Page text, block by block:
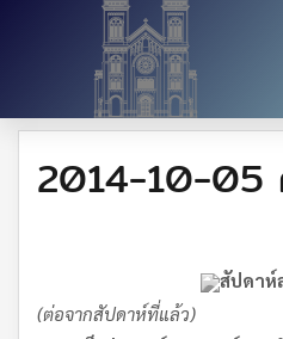
2014-10-05
สัปดาห์
(ต่อจากสัปดาห์ที่แล้ว)